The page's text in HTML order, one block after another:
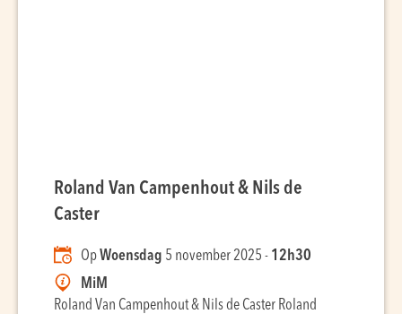
Roland Van Campenhout & Nils de
Caster
OpWoensdag 5 november 2025 - 12h30
MiM
Roland Van Campenhout & Nils de Caster Roland